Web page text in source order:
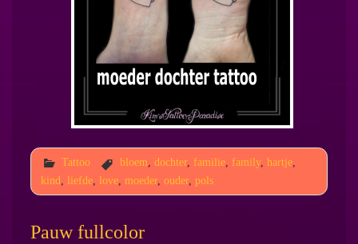
Tattoo bloem, dochter, familie, family, hartje,
kind
liefde, love, moeder, ouder, pols
Pauw fullcolor